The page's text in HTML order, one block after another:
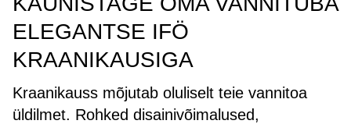
ELEGANTSE IFÖ
KRAANIKAUSIGA
Kraanikauss mõjutab oluliselt teie vannitoa
üldilmet. Rohked disainivõimalused,